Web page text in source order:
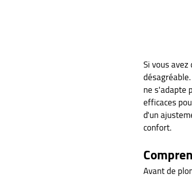
Si vous
ne s'adapte
efficaces
d'un
confort.
Avant de